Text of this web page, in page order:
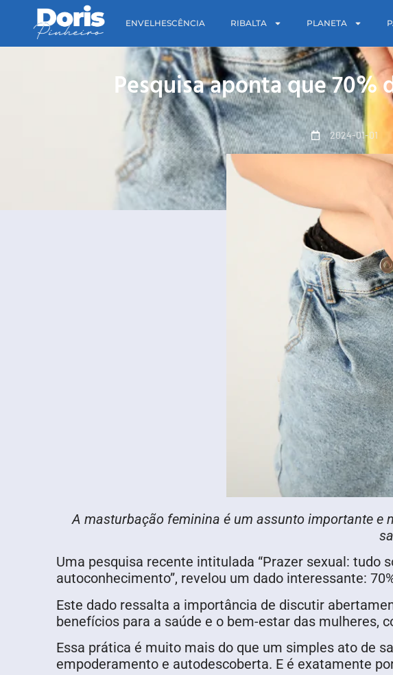
ENVELHESCÊNCIA RIBALTA PLANETA
Pesquisa aponta que 70%
2024-01-01
A masturbação feminina é um assunto importante e
Uma pesquisa recente intitulada “Prazer sexual: tudo
autoconhecimento”, revelou um dado interessante:
Este dado ressalta a importância de discutir
benefícios para a saúde e o bem-estar das
Essa prática é muito mais do que um simples ato de
empoderamento e autodescoberta. E é exatamente